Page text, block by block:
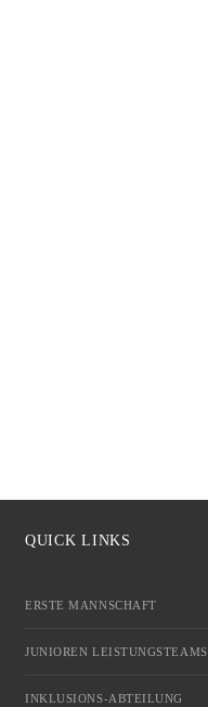
QUICK LINKS
ERSTE MANNSCHAFT
JUNIOREN LEISTUNGSTEAMS
INKLUSIONS-ABTEILUNG